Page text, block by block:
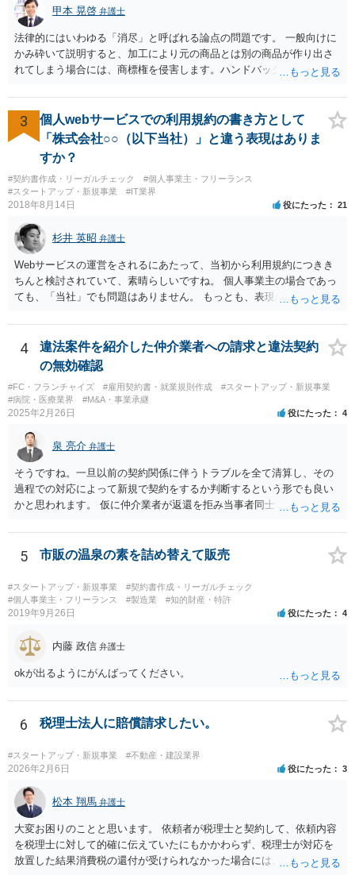
甲本 晃啓 弁護士
法律的にはいわゆる「消尽」と呼ばれる論点の問題です。 一般向けに
かみ砕いて説明すると、加工により元の商品とは別の商品が作り出さ
れてしまう場合には、商標権を侵害します。ハンドバッグをポーチに
ための加工（一般にいう修理）は、商標権を侵害しません。 商標権者
は、その商品を売ったときに対価を回収しているので、商標権は用い
尽くされている（用尽、消尽といいます。）と解釈されます。他方
で、商標権者の預かり知らないところで、販売した商品から別の商品
（コピー品やリメイク品）が作りだされてしまうと、その商品が仮に
酷い品質であれば、商標権者のブランドイメージが傷ついてしまいま
すし、その証商標権者にクレームが来てしまいますので、商標権を侵
害します。その商品が流通すれば商標権（ロゴマーク等）に対する一
般消費者の信頼も害することになります。また、本来商標権者に入る
べき利益が入らないことになります。 修理だけではそのような問題は
生じません。
3
個人webサービスでの利用規約の書き方として
「株式会社○○（以下当社）」と違う表現はありま
すか？
#契約書作成・リーガルチェック
#個人事業主・フリーランス
#スタートアップ・新規事業
#IT業界
2018年8月14日 役にたった 21
杉井 英昭 弁護士
Webサービスの運営をされるにあたって、当初から利用規約につきき
ちんと検討されていて、素晴らしいですね。 個人事業主の場合であっ
ても、「当社」でも問題はありません。 もっとも、表現に違和感があ
さんが「ABCウェブサービス」の屋号で事業を運営する際には、「当
社」の代わりに「ABCウェブサービス」とか「ABCWS」を使う等で
4
違法案件を紹介した仲介業者への請求と違法契約
の無効確認
#FC・フランチャイズ #雇用契約書・就業規則作成
#スタートアップ・新規事業
#病院・医療業界
#M&A・事業承継
2025年2月26日 役にたった 4
泉 亮介 弁護士
そうですね。一旦以前の契約関係に伴うトラブルを全て清算し、その
過程での対応によって新規で契約をするか判断するという形でも良い
かと思われます。 仮に仲介業者が返還を拒み当事者同士での解決が困
5 市販の温泉の素を詰め替えて販売
#スタートアップ・新規事業
#契約書作成・リーガルチェック
#個人事業主・フリーランス
#製造業 #知的財産・特許
2019年9月26日 役にたった 4
内藤 政信 弁護士
okが出るようにがんばってください。
6 税理士法人に賠償請求したい。
#スタートアップ・新規事業 #不動産・建設業界
2026年2月6日 役にたった 3
松本 翔馬 弁護士
大変お困りのことと思います。 依頼者が税理士と契約して、依頼内容
を税理士に対して的確に伝えていたにもかかわらず、税理士が対応を
放置した結果消費税の還付が受けられなかった場合には、賠償請求で